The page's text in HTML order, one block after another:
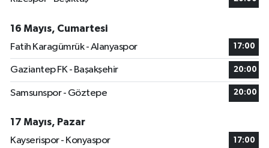
16 Mayıs, Cumartesi
Fatih Karagümrük - Alanyaspor
17:00
Gaziantep FK - Başakşehir 20:00
Samsunspor - Göztepe 20:00
17 Mayıs, Pazar
Kayserispor - Konyaspor
17:00